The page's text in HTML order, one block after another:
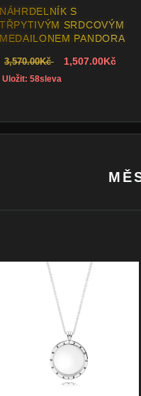
S LÁSKA &
2,161.00Kč Uložit: